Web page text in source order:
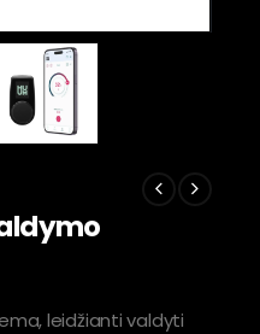
leidžianti valdyti